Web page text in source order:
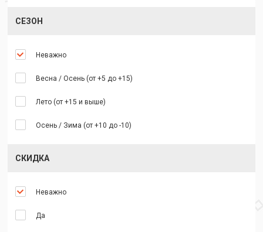
СЕЗОН
Неважно
Весна / Осень (от +5 до +15)
Лето (от +15 и выше)
Осень / Зима (от +10 до -10)
СКИДКА
Неважно
Да